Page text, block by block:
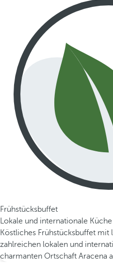
Frühstücksbuffet
Lokale und internationale Küche
Köstliches Frühstücksbuffet mit
zahlreichen lokalen und
charmanten Ortschaft Aracena